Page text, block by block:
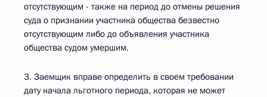
отсутствующим - также на период до отмены решения
суда о признании участника общества безвестно
отсутствующим либо до объявления участника
общества судом умершим.
3. Заемщик вправе определить в своем требовании
дату начала льготного периода, которая не может